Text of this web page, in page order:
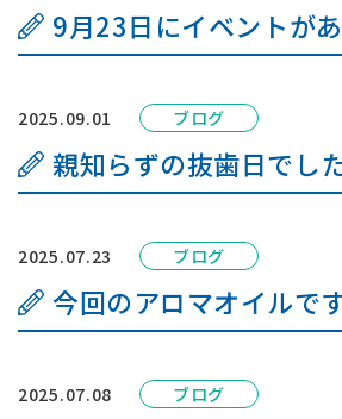
9月23日にイベントが
2025.09.01 ブログ
親知らずの抜歯日でした
2025.07.23 ブログ
今回のアロマオイルで
2025.07.08 ブログ
スタッフ紹介
はじめての方へ
よくあるご質問
お知らせ